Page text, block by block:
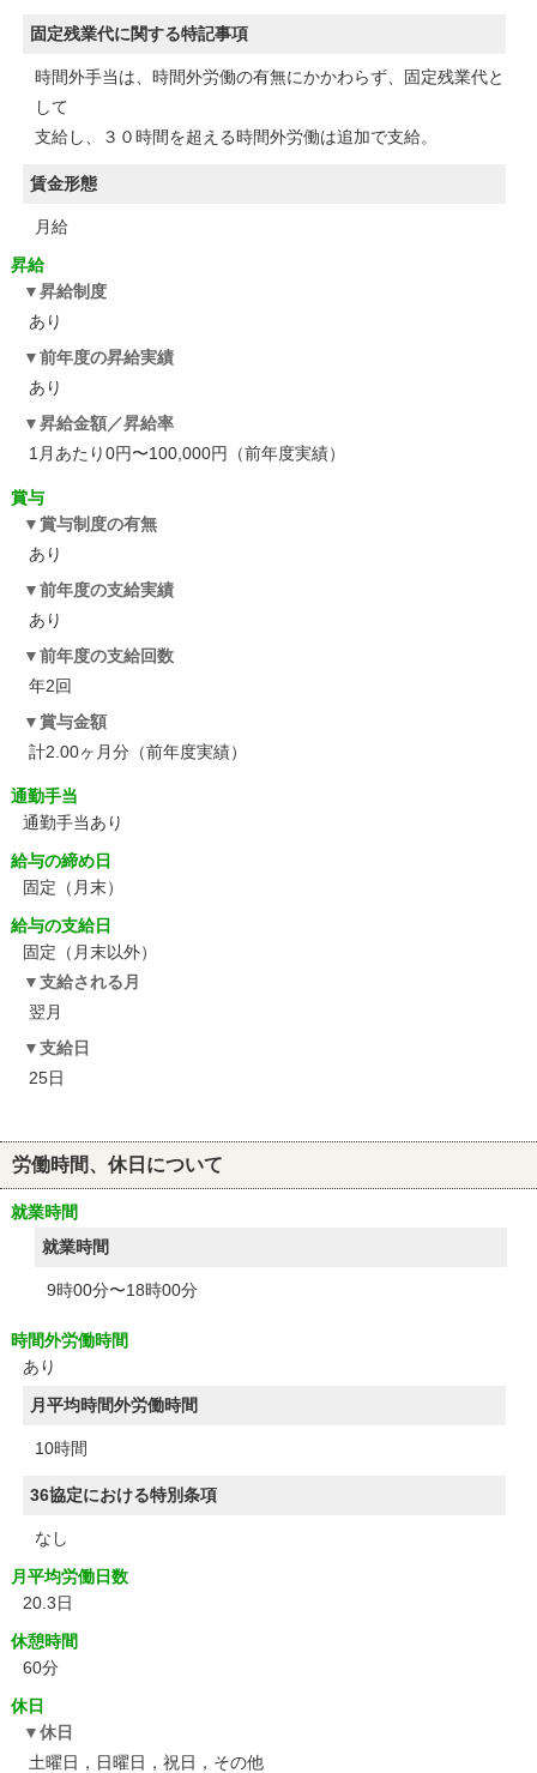
固定残業代に関する特記事項
時間外手当は、時間外労働の有無にかかわらず、固定残業代と
して
支給し、３０時間を超える時間外労働は追加で支給。
賃金形態
月給
昇給
昇給制度
あり
前年度の昇給実績
あり
昇給金額／昇給率
1月あたり0円〜100,000円（前年度実績）
賞与
賞与制度の有無
あり
前年度の支給実績
あり
前年度の支給回数
年2回
賞与金額
計2.00ヶ月分（前年度実績）
通勤手当
通勤手当あり
給与の締め日
固定（月末）
給与の支給日
固定（月末以外）
支給される月
翌月
支給日
25日
労働時間、休日について
就業時間
就業時間
9時00分〜18時00分
時間外労働時間
あり
月平均時間外労働時間
10時間
36協定における特別条項
なし
月平均労働日数
20.3日
休憩時間
60分
休日
休日
土曜日，日曜日，祝日，その他